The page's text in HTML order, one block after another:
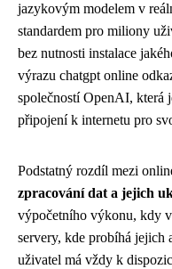
jazykovým modelem v
standardem pro miliony
bez nutnosti instalace
výrazu chatgpt online
společností OpenAI, která
připojení k internetu pro
Podstatný rozdíl mezi
zpracování dat a jejich
výpočetního výkonu, kdy
servery, kde probíhá jejich
uživatel má vždy k